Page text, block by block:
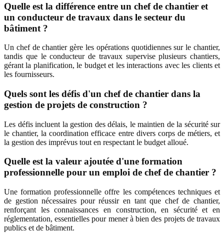
Quelle est la différence entre un chef de chantier et
un conducteur de travaux dans le secteur du
bâtiment ?
Un chef de chantier gère les opérations quotidiennes sur le chantier,
tandis que le conducteur de travaux supervise plusieurs chantiers,
gérant la planification, le budget et les interactions avec les clients et
les fournisseurs.
Quels sont les défis d'un chef de chantier dans la
gestion de projets de construction ?
Les défis incluent la gestion des délais, le maintien de la sécurité sur
le chantier, la coordination efficace entre divers corps de métiers, et
la gestion des imprévus tout en respectant le budget alloué.
Quelle est la valeur ajoutée d'une formation
professionnelle pour un emploi de chef de chantier ?
Une formation professionnelle offre les compétences techniques et
de gestion nécessaires pour réussir en tant que chef de chantier,
renforçant les connaissances en construction, en sécurité et en
réglementation, essentielles pour mener à bien des projets de travaux
publics et de bâtiment.